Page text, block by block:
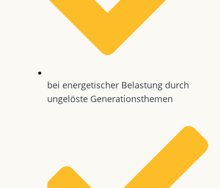
bei energetischer Belastung durch
ungelöste Generationsthemen